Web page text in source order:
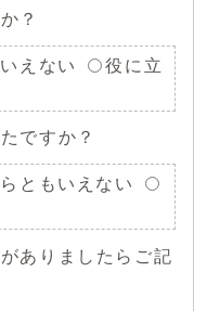
？
えない
役に立
ですか？
ともいえない
ありましたらご記